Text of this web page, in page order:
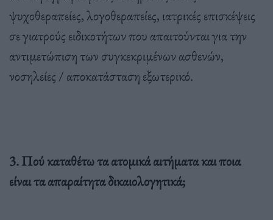
ψυχοθεραπείες, λογοθεραπείες, ιατρικές επισκέψεις
σε γιατρούς ειδικοτήτων που απαιτούνται για την
αντιμετώπιση των συγκεκριμένων ασθενών,
νοσηλείες / αποκατάσταση εξωτερικό.
3. Πού καταθέτω τα ατομικά αιτήματα και ποια
είναι τα απαραίτητα δικαιολογητικά;